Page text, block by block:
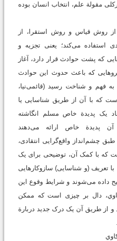
مقولة علم، انتخاب انسان بوده
از روش قیاس و روش استقرا، از
استفاده می‌کند؛ یعنی تجزیه و
که پشت حوادث قرار دارد، آغاز
که باعث حدوث این حوادث
فهم و شناخت رسید (قائمی‌نیا،
است که با آن از طریق شناسایی یا
یک پدیدة خاص مسلم انگاشته
پدیدة خاص ارائه می‌دهند
2018، ص58). بر طبق چشم‌انداز واقع‌گرایی انتقادی،
که با کمک آن، توضیحی برای یک
تعریف (و شناسایی) سازوکارهایی
داده می‌شوند و شرایط وقوع این
دال بر چیزی است که ممکن
از طریق آن یک درک جدید دربارة